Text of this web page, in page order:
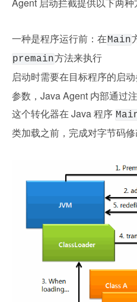
Agent 启动拦截提供以下两种
一种是程序运行前：在Main
premain方法来执行
启动时需要在目标程序的启
参数，Java Agent 内部通过
这个转化器在 Java 程序
类加载之前，完成对字节码修